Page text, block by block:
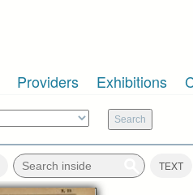
Providers Exhibitions
TEXT